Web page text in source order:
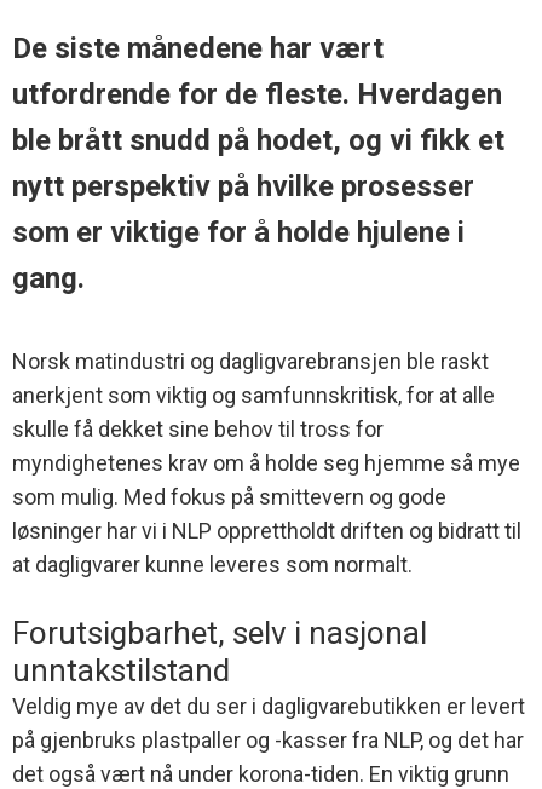
De siste månedene har vært
utfordrende for de fleste. Hverdagen
ble brått snudd på hodet, og vi fikk et
nytt perspektiv på hvilke prosesser
som er viktige for å holde hjulene i
gang.
Norsk matindustri og dagligvarebransjen ble raskt
anerkjent som viktig og samfunnskritisk, for at alle
skulle få dekket sine behov til tross for
myndighetenes krav om å holde seg hjemme så mye
som mulig. Med fokus på smittevern og gode
løsninger har vi i NLP opprettholdt driften og bidratt til
at dagligvarer kunne leveres som normalt.
Forutsigbarhet, selv i nasjonal
unntakstilstand
Veldig mye av det du ser i dagligvarebutikken er levert
på gjenbruks plastpaller og -kasser fra NLP, og det har
det også vært nå under korona-tiden. En viktig grunn